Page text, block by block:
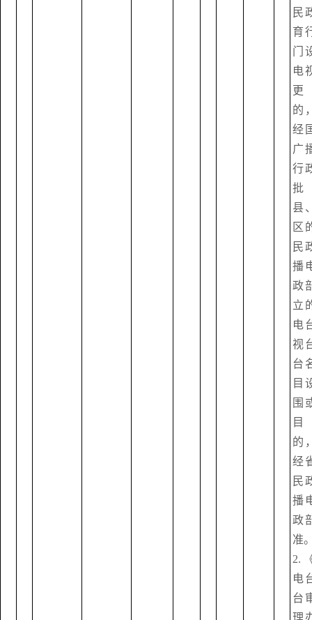
民
育
门
电
更
的
经
广
行
批
县
区
民
播
政
立
电
视
台
目
围
的
经
民
播
政
准
2.
电
台
理